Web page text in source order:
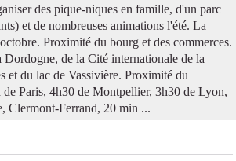
des pique-niques en famille, d'un parc
et de nombreuses animations l'été. La
Proximité du bourg et des commerces.
de la Cité internationale de la
et du lac de Vassivière. Proximité du
Paris, 4h30 de Montpellier, 3h30 de Lyon,
Clermont-Ferrand, 20 min ...